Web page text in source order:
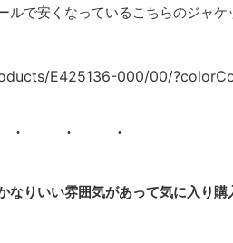
ルで安くなっているこちらのジャケ
E425136-000/00/
りいい雰囲気があって気に入り購